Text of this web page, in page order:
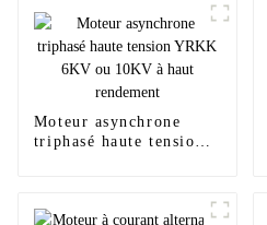
Moteur asynchrone
triphasé haute tension